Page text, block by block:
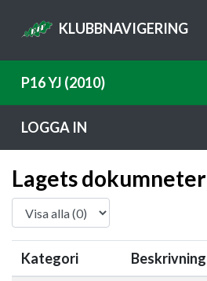
KLUBBNAVIGERING
P16 YJ (2010)
LOGGA IN
Lagets dokumneter
Kategori Beskrivning